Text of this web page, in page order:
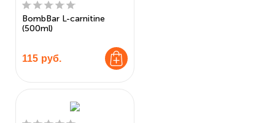
BombBar L-carnitine
(500ml)
115 руб.